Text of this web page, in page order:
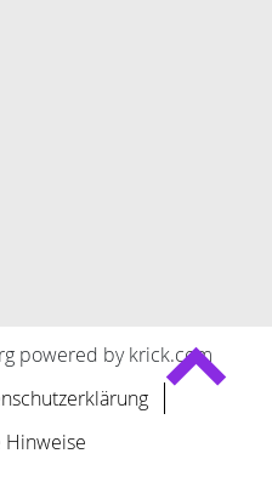
powered by krick.com
Hinweise